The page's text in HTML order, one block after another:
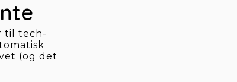
til tech-
(og det